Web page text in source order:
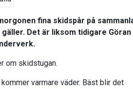
fina skidspår på
Det är liksom tidigare Göran
om skidstugan.
varmare väder. Bäst blir det